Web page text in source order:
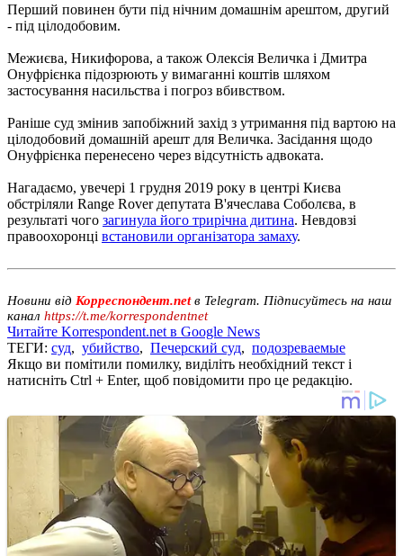
Перший повинен бути під нічним домашнім арештом, другий
- під цілодобовим.
Межиєва, Никифорова, а також Олексія Величка і Дмитра
Онуфрієнка підозрюють у вимаганні коштів шляхом
застосування насильства і погроз вбивством.
Раніше суд змінив запобіжний захід з утримання під вартою на
цілодобовий домашній арешт для Величка. Засідання щодо
Онуфрієнка перенесено через відсутність адвоката.
Нагадаємо, увечері 1 грудня 2019 року в центрі Києва
обстріляли Range Rover депутата В'ячеслава Соболєва, в
результаті чого загинула його трирічна дитина. Невдовзі
правоохоронці встановили організатора замаху.
Новини від Корреспондент.netв Telegram. Підписуйтесь на наш
канал https://t.me/korrespondentnet
Читайте Korrespondent.net в Google News
ТЕГИ: суд, убийство, Печерский суд, подозреваемые
Якщо ви помітили помилку, виділіть необхідний текст і
натисніть Ctrl + Enter, щоб повідомити про це редакцію.